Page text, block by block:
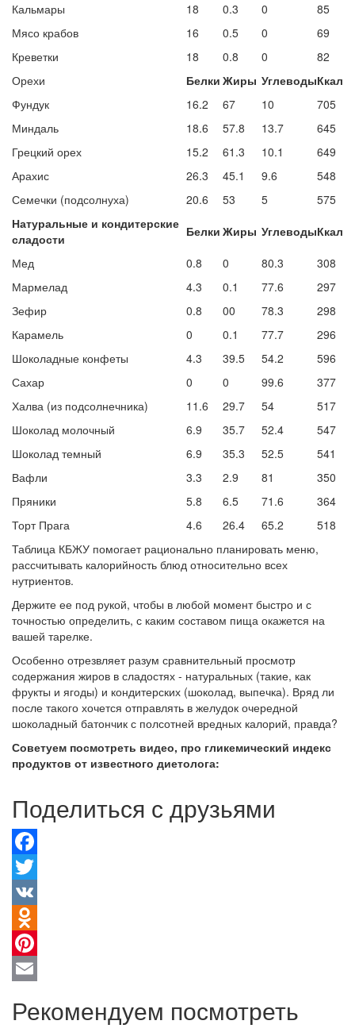
Кальмары
18 0.3 0
85
Мясо крабов
16 0.5 0
69
Креветки
18 0.8 0
82
Орехи
Белки Жиры УглеводыКкал
Фундук
16.2 67 10
705
Миндаль
18.6 57.8 13.7
645
Грецкий орех
15.2 61.3 10.1
649
Арахис
26.3 45.1 9.6
548
Семечки (подсолнуха)
20.6 53 5
575
Натуральные и кондитерские
сладости
Белки Жиры УглеводыКкал
Мед
0.8 0 80.3
308
Мармелад
4.3 0.1 77.6
297
Зефир
0.8 00 78.3
298
Карамель
0 0.1 77.7
296
Шоколадные конфеты
4.3 39.5 54.2
596
Сахар
0 0 99.6
377
Халва (из подсолнечника)
11.6 29.7 54
517
Шоколад молочный
6.9 35.7 52.4
547
Шоколад темный
6.9 35.3 52.5
541
Вафли
3.3 2.9 81
350
Пряники
5.8 6.5 71.6
364
Торт Прага
4.6 26.4 65.2
518
Таблица КБЖУ помогает рационально планировать меню,
рассчитывать калорийность блюд относительно всех
нутриентов.
Держите ее под рукой, чтобы в любой момент быстро и с
точностью определить, с каким составом пища окажется на
вашей тарелке.
Особенно отрезвляет разум сравнительный просмотр
содержания жиров в сладостях - натуральных (такие, как
фрукты и ягоды) и кондитерских (шоколад, выпечка). Вряд ли
после такого хочется отправлять в желудок очередной
шоколадный батончик с полсотней вредных калорий, правда?
Советуем посмотреть видео, про гликемический индекс
продуктов от известного диетолога:
Поделиться с друзьями
Facebook
Twitter
VK
Odnoklassniki
Pinterest
Рекомендуем посмотреть